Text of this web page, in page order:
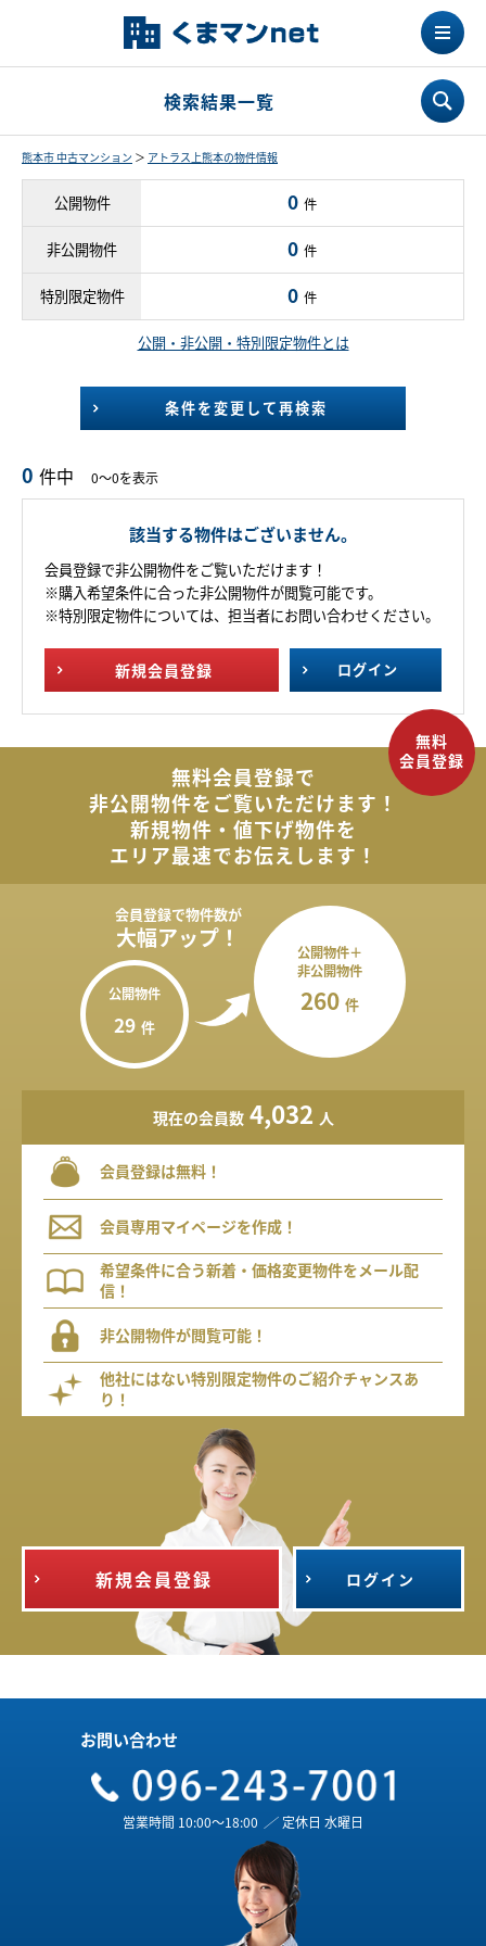
検索結果一覧
熊本市 中古マンション ＞ アトラス上熊本の物件情報
公開物件 0 件
非公開物件 0 件
特別限定物件 0 件
公開・非公開・特別限定物件とは
条件を変更して再検索
0 件中 0～0を表示
該当する物件はございません。
会員登録で非公開物件をご覧いただけます！
※購入希望条件に合った非公開物件が閲覧可能です。
※特別限定物件については、担当者にお問い合わせください。
新規会員登録 ログイン
無料会員登録で
非公開物件をご覧いただけます！
新規物件・値下げ物件を
エリア最速でお伝えします！
会員登録で物件数が
大幅アップ！
公開物件
29 件
公開物件＋
非公開物件
260 件
現在の会員数 4,032 人
会員登録は無料！
会員専用マイページを作成！
希望条件に合う新着・価格変更物件をメール配
信！
非公開物件が閲覧可能！
他社にはない特別限定物件のご紹介チャンスあ
り！
新規会員登録 ログイン
お問い合わせ
営業時間 10:00～18:00 ／ 定休日 水曜日